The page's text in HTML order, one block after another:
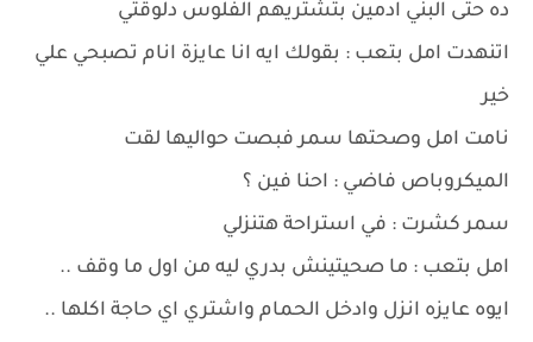
ده حتى البني ادمين بتشتريهم الفلوس دلوقتي
اتنهدت امل بتعب : بقولك ايه انا عايزة انام تصبحي علي
خير
نامت امل وصحتها سمر فبصت حواليها لقت
الميكروباص فاضي : احنا فين ؟
سمر كشرت : في استراحة هتنزلي
امل بتعب : ما صحيتينش بدري ليه من اول ما وقف ..
ايوه عايزه انزل وادخل الحمام واشتري اي حاجة اكلها ..